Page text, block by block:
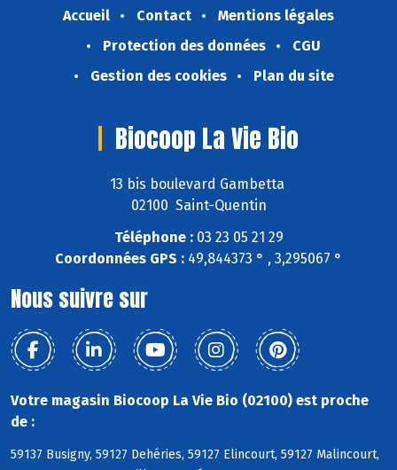
Accueil Contact
Mentions légales
Protection des données
CGU
Gestion des cookies
Plan du site
Biocoop La Vie Bio
13 bis boulevard Gambetta
02100 Saint-Quentin
Téléphone :03 23 05 21 29
Coordonnées GPS : 49,844373 ° , 3,295067 °
Nous suivre sur
Votre magasin Biocoop La Vie Bio (02100) est proche
de :
59137 Busigny, 59127 Dehéries, 59127 Elincourt, 59127 Malincourt,